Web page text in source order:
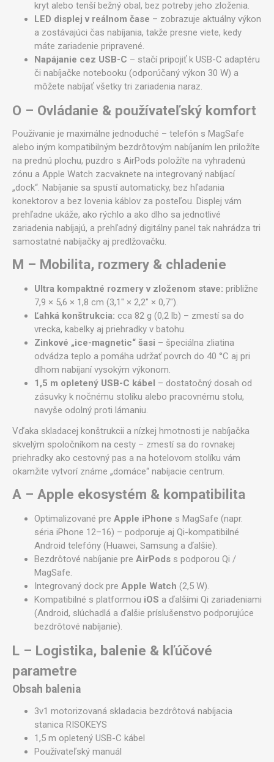
kryt alebo tenší bežný obal, bez potreby jeho zloženia.
LED displej v reálnom čase – zobrazuje aktuálny výkon
a zostávajúci čas nabíjania, takže presne viete, kedy
máte zariadenie pripravené.
Napájanie cez USB-C – stačí pripojiť k USB-C adaptéru
či nabíjačke notebooku (odporúčaný výkon 30 W) a
môžete nabíjať všetky tri zariadenia naraz.
O – Ovládanie & používateľský komfort
Používanie je maximálne jednoduché – telefón s MagSafe
alebo iným kompatibilným bezdrôtovým nabíjaním len priložíte
na prednú plochu, puzdro s AirPods položíte na vyhradenú
zónu a Apple Watch zacvaknete na integrovaný nabíjací
„dock“. Nabíjanie sa spustí automaticky, bez hľadania
konektorov a bez lovenia káblov za posteľou. Displej vám
prehľadne ukáže, ako rýchlo a ako dlho sa jednotlivé
zariadenia nabíjajú, a prehľadný digitálny panel tak nahrádza tri
samostatné nabíjačky aj predlžovačku.
M – Mobilita, rozmery & chladenie
Ultra kompaktné rozmery v zloženom stave: približne
7,9 × 5,6 × 1,8 cm (3,1" × 2,2" × 0,7").
Ľahká konštrukcia: cca 82 g (0,2 lb) – zmestí sa do
vrecka, kabelky aj priehradky v batohu.
Zinkové „ice-magnetic“ šasi – špeciálna zliatina
odvádza teplo a pomáha udržať povrch do 40 °C aj pri
dlhom nabíjaní vysokým výkonom.
1,5 m opletený USB-C kábel – dostatočný dosah od
zásuvky k nočnému stolíku alebo pracovnému stolu,
navyše odolný proti lámaniu.
Vďaka skladacej konštrukcii a nízkej hmotnosti je nabíjačka
skvelým spoločníkom na cesty – zmestí sa do rovnakej
priehradky ako cestovný pas a na hotelovom stolíku vám
okamžite vytvorí známe „domáce“ nabíjacie centrum.
A – Apple ekosystém & kompatibilita
Optimalizované pre Apple iPhone s MagSafe (napr.
séria iPhone 12–16) – podporuje aj Qi-kompatibilné
Android telefóny (Huawei, Samsung a ďalšie).
Bezdrôtové nabíjanie pre AirPods s podporou Qi /
MagSafe.
Integrovaný dock pre Apple Watch (2,5 W).
Kompatibilné s platformou iOS a ďalšími Qi zariadeniami
(Android, slúchadlá a ďalšie príslušenstvo podporujúce
bezdrôtové nabíjanie).
L – Logistika, balenie & kľúčové
parametre
Obsah balenia
3v1 motorizovaná skladacia bezdrôtová nabíjacia
stanica RISOKEYS
1,5 m opletený USB-C kábel
Používateľský manuál